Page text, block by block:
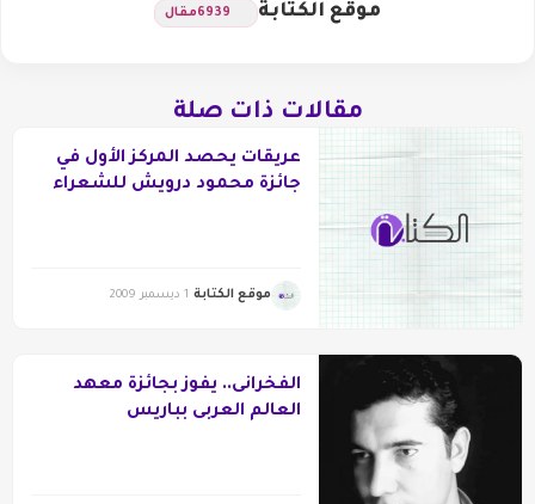
موقع الكتابة 6939مقال
مقالات ذات صلة
عريقات يحصد المركز الأول في
جائزة محمود درويش للشعراء
موقع الكتابة 1 ديسمبر 2009
الفخرانى.. يفوز بجائزة معهد
العالم العربى بباريس